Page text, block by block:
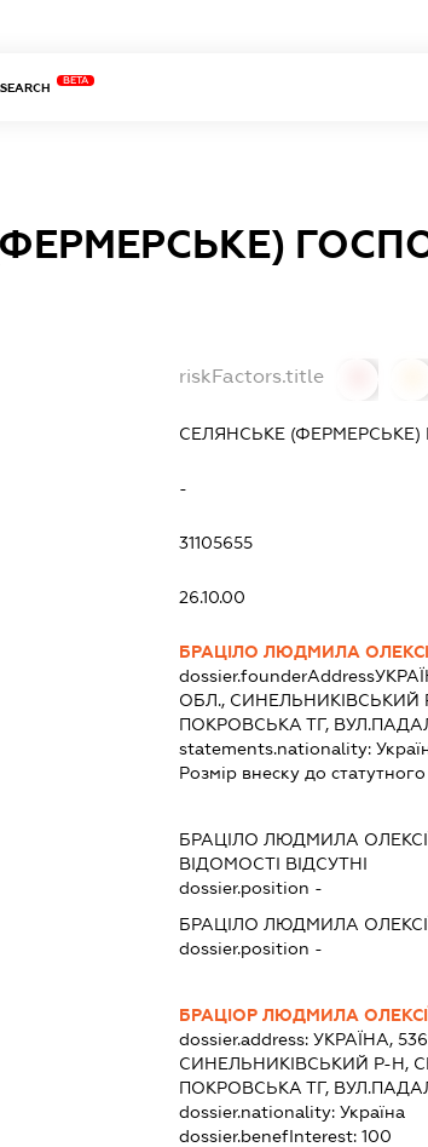
BETA
riskFactors.title
СЕЛЯНСЬКЕ
-
31105655
26.10.00
БРАЦІЛО ЛЮДМИЛА
dossier.founderAddress
ОБЛ., СИНЕЛЬНИКІВСЬКИЙ
ПОКРОВСЬКА ТГ,
statements.nationality:
Розмір внеску до
БРАЦІЛО ЛЮДМИЛА
ВІДОМОСТІ ВІДСУТНІ
dossier.position -
БРАЦІЛО ЛЮДМИЛА
dossier.position -
БРАЦІОР ЛЮДМИЛА
dossier.address:УКРАЇНА,
СИНЕЛЬНИКІВСЬКИЙ Р-Н,
ПОКРОВСЬКА ТГ,
dossier.nationality:Україна
dossier.benefInterest:100